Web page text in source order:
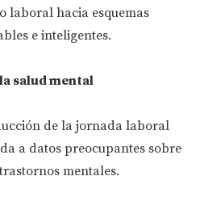
laboral hacia esquemas
e inteligentes.
salud mental
de la jornada laboral
a datos preocupantes sobre
mentales.